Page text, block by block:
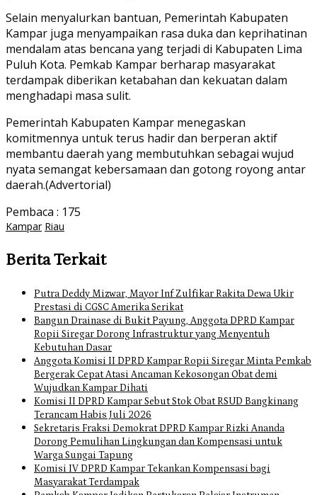
Selain menyalurkan bantuan, Pemerintah Kabupaten
Kampar juga menyampaikan rasa duka dan keprihatinan
mendalam atas bencana yang terjadi di Kabupaten Lima
Puluh Kota. Pemkab Kampar berharap masyarakat
terdampak diberikan ketabahan dan kekuatan dalam
menghadapi masa sulit.
Pemerintah Kabupaten Kampar menegaskan
komitmennya untuk terus hadir dan berperan aktif
membantu daerah yang membutuhkan sebagai wujud
nyata semangat kebersamaan dan gotong royong antar
daerah.(Advertorial)
Pembaca : 175
Kampar Riau
Berita Terkait
Putra Deddy Mizwar, Mayor Inf Zulfikar Rakita Dewa Ukir
Prestasi di CGSC Amerika Serikat
Bangun Drainase di Bukit Payung, Anggota DPRD Kampar
Ropii Siregar Dorong Infrastruktur yang Menyentuh
Kebutuhan Dasar
Anggota Komisi II DPRD Kampar Ropii Siregar Minta Pemkab
Bergerak Cepat Atasi Ancaman Kekosongan Obat demi
Wujudkan Kampar Dihati
Komisi II DPRD Kampar Sebut Stok Obat RSUD Bangkinang
Terancam Habis Juli 2026
Sekretaris Fraksi Demokrat DPRD Kampar Rizki Ananda
Dorong Pemulihan Lingkungan dan Kompensasi untuk
Warga Sungai Tapung
Komisi IV DPRD Kampar Tekankan Kompensasi bagi
Masyarakat Terdampak